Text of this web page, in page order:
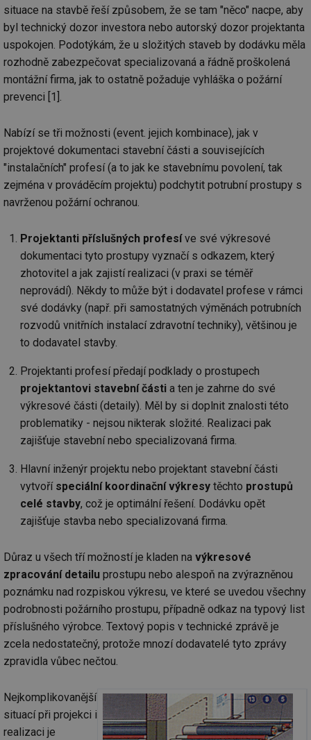
situace na stavbě řeší způsobem, že se tam "něco" nacpe, aby
byl technický dozor investora nebo autorský dozor projektanta
uspokojen. Podotýkám, že u složitých staveb by dodávku měla
rozhodně zabezpečovat specializovaná a řádně proškolená
montážní firma, jak to ostatně požaduje vyhláška o požární
prevenci [1].
Nabízí se tři možnosti (event. jejich kombinace), jak v
projektové dokumentaci stavební části a souvisejících
"instalačních" profesí (a to jak ke stavebnímu povolení, tak
zejména v prováděcím projektu) podchytit potrubní prostupy s
navrženou požární ochranou.
Projektanti příslušných profesíve své výkresové
dokumentaci tyto prostupy vyznačí s odkazem, který
zhotovitel a jak zajistí realizaci (v praxi se téměř
neprovádí). Někdy to může být i dodavatel profese v rámci
své dodávky (např. při samostatných výměnách potrubních
rozvodů vnitřních instalací zdravotní techniky), většinou je
to dodavatel stavby.
Projektanti profesí předají podklady o prostupech
projektantovi stavební části a ten je zahrne do své
výkresové části (detaily). Měl by si doplnit znalosti této
problematiky - nejsou nikterak složité. Realizaci pak
zajišťuje stavební nebo specializovaná firma.
Hlavní inženýr projektu nebo projektant stavební části
vytvoří speciální koordinační výkresy těchto prostupů
celé stavby, což je optimální řešení. Dodávku opět
zajišťuje stavba nebo specializovaná firma.
Důraz u všech tří možností je kladen na výkresové
zpracování detailu prostupu nebo alespoň na zvýrazněnou
poznámku nad rozpiskou výkresu, ve které se uvedou všechny
podrobnosti požárního prostupu, případně odkaz na typový list
příslušného výrobce. Textový popis v technické zprávě je
zcela nedostatečný, protože mnozí dodavatelé tyto zprávy
zpravidla vůbec nečtou.
Nejkomplikovanější
situací při projekci i
realizaci je